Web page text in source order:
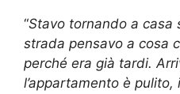
“Stavo tornando a casa
strada pensavo a cosa
perché era già tardi.
l’appartamento è